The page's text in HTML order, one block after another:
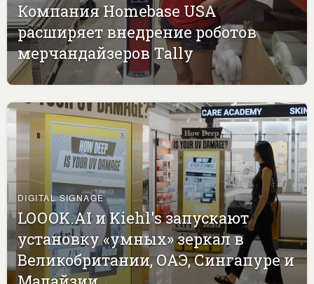
Компания Homebase USA
расширяет внедрение роботов
мерчандайзеров Tally
DIGITAL SIGNAGE
LOOOK.AI и Kiehl's запускают
установку «умных» зеркал в
Великобритании, ОАЭ, Сингапуре и